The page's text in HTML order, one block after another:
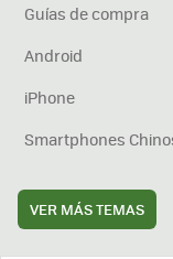
Guías de compra
Android
iPhone
Smartphones
VER MÁS TEMAS